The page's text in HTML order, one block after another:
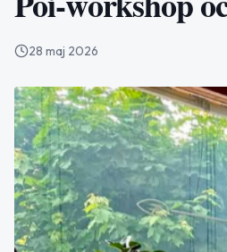
28 maj 2026